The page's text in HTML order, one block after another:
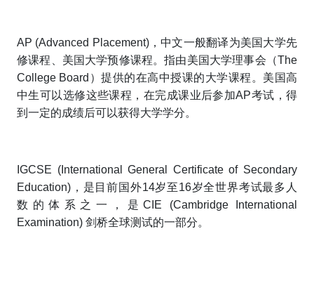
AP (Advanced Placement)，中文一般翻译为美国大学先
修课程、美国大学预修课程。指由美国大学理事会（The
College Board）提供的在高中授课的大学课程。美国高
中生可以选修这些课程，在完成课业后参加AP考试，得
到一定的成绩后可以获得大学学分。
IGCSE (International General Certificate of Secondary
Education)，是目前国外14岁至16岁全世界考试最多人
数的体系之一，是CIE (Cambridge International
Examination) 剑桥全球测试的一部分。